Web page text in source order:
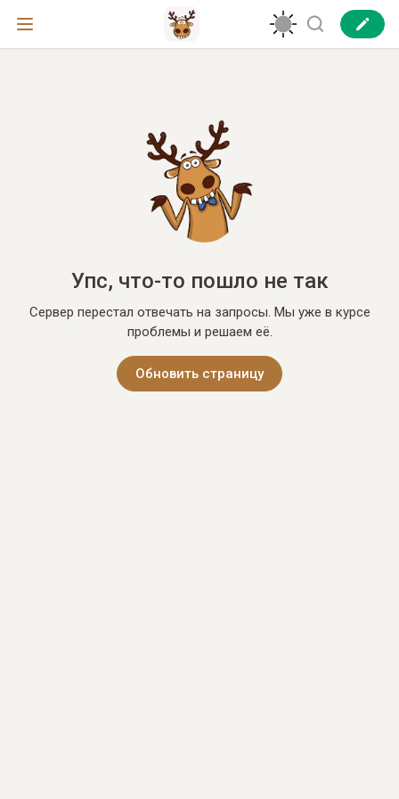
Упс, что-то пошло не так
Сервер перестал отвечать на запросы. Мы уже в курсе
проблемы и решаем её.
Обновить страницу